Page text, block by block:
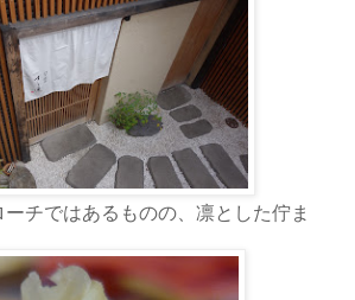
チではあるものの、凛とした佇ま